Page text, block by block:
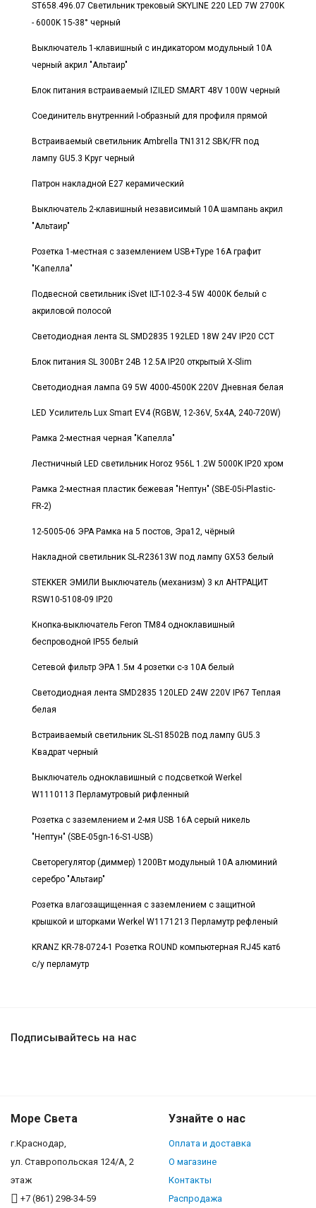
ST658.496.07 Светильник трековый SKYLINE 220 LED 7W 2700K
- 6000K 15-38° черный
Выключатель 1-клавишный с индикатором модульный 10А
черный акрил "Альтаир"
Блок питания встраиваемый IZILED SMART 48V 100W черный
Соединитель внутренний I-образный для профиля прямой
Встраиваемый светильник Ambrella TN1312 SBK/FR под
лампу GU5.3 Круг черный
Патрон накладной E27 керамический
Выключатель 2-клавишный независимый 10А шампань акрил
"Альтаир"
Розетка 1-местная с заземлением USB+Type 16А графит
"Капелла"
Подвесной светильник iSvet ILT-102-3-4 5W 4000K белый с
акриловой полосой
Светодиодная лента SL SMD2835 192LED 18W 24V IP20 CCT
Блок питания SL 300Вт 24В 12.5А IP20 открытый X-Slim
Светодиодная лампа G9 5W 4000-4500K 220V Дневная белая
LED Усилитель Lux Smart EV4 (RGBW, 12-36V, 5x4A, 240-720W)
Рамка 2-местная черная "Капелла"
Лестничный LED светильник Horoz 956L 1.2W 5000K IP20 хром
Рамка 2-местная пластик бежевая "Нептун" (SBE-05i-Plastic-
FR-2)
12-5005-06 ЭРА Рамка на 5 постов, Эра12, чёрный
Накладной светильник SL-R23613W под лампу GX53 белый
STEKKER ЭМИЛИ Выключатель (механизм) 3 кл АНТРАЦИТ
RSW10-5108-09 IP20
Кнопка-выключатель Feron TM84 одноклавишный
беспроводной IP55 белый
Сетевой фильтр ЭРА 1.5м 4 розетки с-з 10А белый
Светодиодная лента SMD2835 120LED 24W 220V IP67 Теплая
белая
Встраиваемый светильник SL-S18502B под лампу GU5.3
Квадрат черный
Выключатель одноклавишный с подсветкой Werkel
W1110113 Перламутровый рифленный
Розетка с заземлением и 2-мя USB 16А серый никель
"Нептун" (SBE-05gn-16-S1-USB)
Светорегулятор (диммер) 1200Вт модульный 10А алюминий
серебро "Альтаир"
Розетка влагозащищенная с заземлением с защитной
крышкой и шторками Werkel W1171213 Перламутр рефленый
KRANZ KR-78-0724-1 Розетка ROUND компьютерная RJ45 кат6
с/у перламутр
Подписывайтесь на нас
Море Света
г.Краснодар,
ул. Ставропольская 124/А, 2
этаж
+7 (861) 298-34-59
Узнайте о нас
Оплата и доставка
О магазине
Контакты
Распродажа